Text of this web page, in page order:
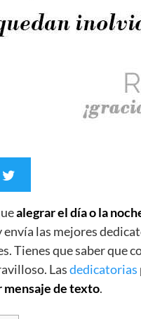
alegrar el día o la
envía las mejores
Tienes que saber que
Lasdedicatorias
mensaje de texto.